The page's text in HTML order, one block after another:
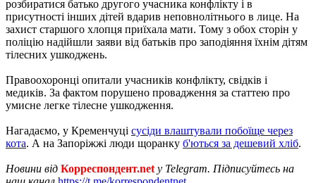
розбиратися батько другого учасника конфлікту і в
присутності інших дітей вдарив неповнолітнього в лице. На
захист старшого хлопця приїхала мати. Тому з обох сторін у
поліцію надійшли заяви від батьків про заподіяння їхнім дітям
тілесних ушкоджень.
Правоохоронці опитали учасників конфлікту, свідків і
медиків. За фактом порушено провадження за статтею про
умисне легке тілесне ушкодження.
Нагадаємо, у Кременчуці сусіди влаштували побоїще через
кота. А на Запоріжжі люди щоранку б'ються за дешевий хліб.
Новини від Корреспондент.net у Telegram. Підписуйтесь на